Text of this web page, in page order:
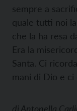
sempre a
quale tutti noi
che la ha resa
Era la
Santa. Ci
mani di Dio e
diAntonella